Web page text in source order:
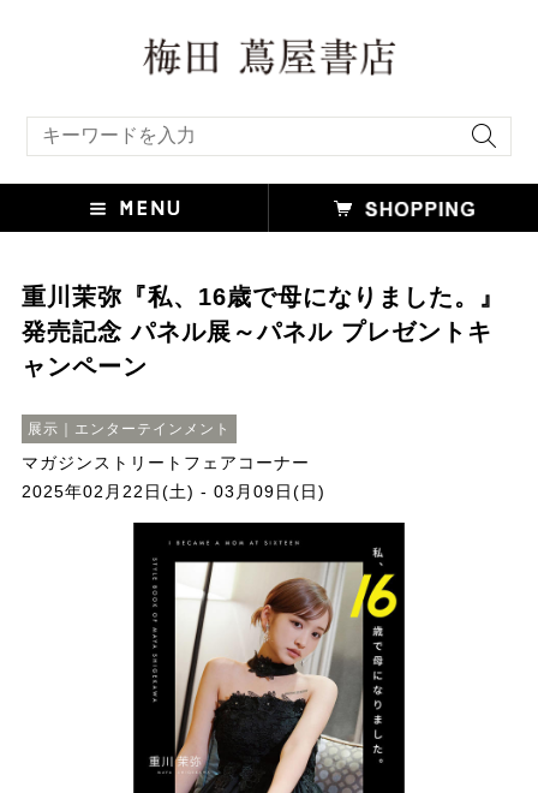
重川茉弥『私、16歳で母になりました。』
発売記念 パネル展～パネル プレゼントキ
ャンペーン
展示｜エンターテインメント
マガジンストリートフェアコーナー
2025年02月22日(土) - 03月09日(日)